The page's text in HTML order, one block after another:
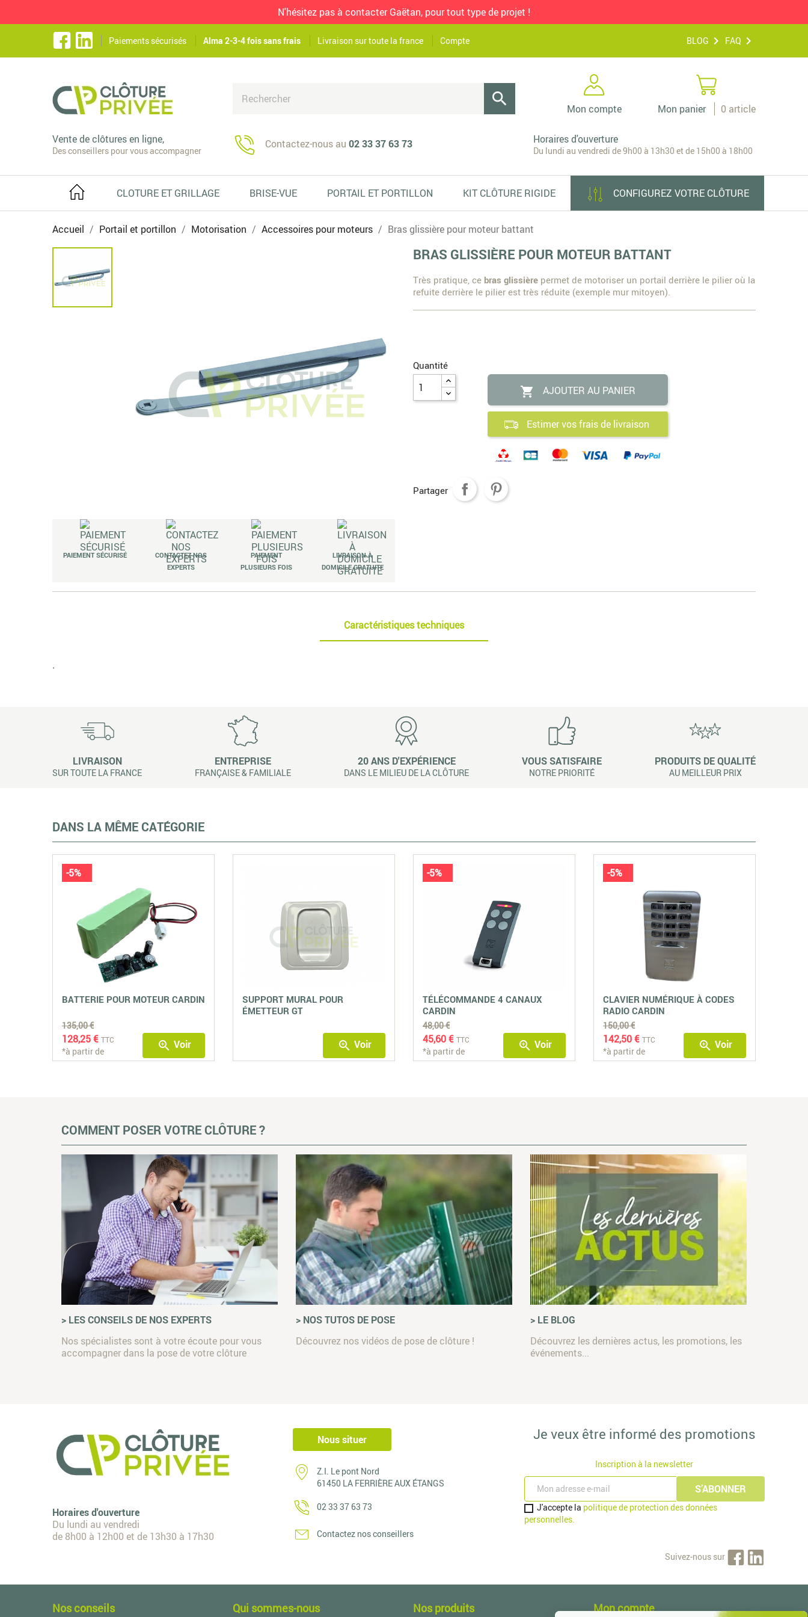
N'hésitez pas à contacter Gaëtan, pour tout type de projet !
Paiements sécurisés Alma 2-3-4 fois sans frais Livraison sur toute la france Compte BLOG FAQ

Mon panier 0 article
Mon compte
Vente de clôtures en ligne,
Des conseillers pour vous accompagner
Contactez-nous au 02 33 37 63 73 Horaires d'ouverture
Du lundi au vendredi de 9h00 à 13h30 et de 15h00 à 18h00
CLOTURE ET GRILLAGE BRISE-VUE PORTAIL ET PORTILLON KIT CLÔTURE RIGIDE CONFIGUREZ VOTRE CLÔTURE
Accueil Portail et portillon Motorisation Accessoires pour moteurs Bras glissière pour moteur battant
PAIEMENT SÉCURISÉ
CONTACTEZ NOS
EXPERTS
PAIEMENT
PLUSIEURS FOIS
LIVRAISON À
DOMICILE GRATUITE
BRAS GLISSIÈRE POUR MOTEUR BATTANT
Très pratique, ce bras glissière permet de motoriser un portail derrière le pilier où la
refuite derrière le pilier est très réduite (exemple mur mitoyen).
Quantité
 AJOUTER AU PANIER
Estimer vos frais de livraison
Partager
Caractéristiques techniques
.
LIVRAISON
SUR TOUTE LA FRANCE
ENTREPRISE
FRANÇAISE & FAMILIALE
20 ANS D'EXPÉRIENCE
DANS LE MILIEU DE LA CLÔTURE
VOUS SATISFAIRE
NOTRE PRIORITÉ
PRODUITS DE QUALITÉ
AU MEILLEUR PRIX
DANS LA MÊME CATÉGORIE
BATTERIE POUR MOTEUR CARDIN
135,00 €
128,25 € TTC
*à partir de zoom_in Voir
-5%
SUPPORT MURAL POUR
ÉMETTEUR GT
zoom_in Voir
TÉLÉCOMMANDE 4 CANAUX
CARDIN
48,00 €
45,60 € TTC
*à partir de zoom_in Voir
-5%
CLAVIER NUMÉRIQUE À CODES
RADIO CARDIN
150,00 €
142,50 € TTC
*à partir de zoom_in Voir
-5%
COMMENT POSER VOTRE CLÔTURE ?
> LES CONSEILS DE NOS EXPERTS
Nos spécialistes sont à votre écoute pour vous
accompagner dans la pose de votre clôture
> NOS TUTOS DE POSE
Découvrez nos vidéos de pose de clôture !
> LE BLOG
Découvrez les dernières actus, les promotions, les
événements...
Horaires d'ouverture
Du lundi au vendredi
de 8h00 à 12h00 et de 13h30 à 17h30
Nous situer
Z.I. Le pont Nord
61450 LA FERRIÈRE AUX ÉTANGS
02 33 37 63 73
Contactez nos conseillers
Je veux être informé des promotions
Inscription à la newsletter
J'accepte la politique de protection des données
personnelles.
Suivez-nous sur
Nos conseils Qui sommes-nous Nos produits Mon compte